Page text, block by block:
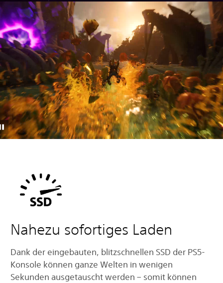
Nahezu sofortiges Laden
Dank der eingebauten, blitzschnellen SSD der PS5-
Konsole können ganze Welten in wenigen
Sekunden ausgetauscht werden – somit können